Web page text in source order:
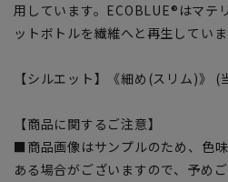
用しています。ECOBLUE®はマテ
ットボトルを繊維へと再生していま
【シルエット】《細め(スリム)》 (
【商品に関するご注意】
■商品画像はサンプルのため、色
ある場合がございますので、予めご